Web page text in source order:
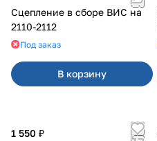
Сцепление в сборе ВИС на
2110-2112
Под заказ
В корзину
1 550 ₽